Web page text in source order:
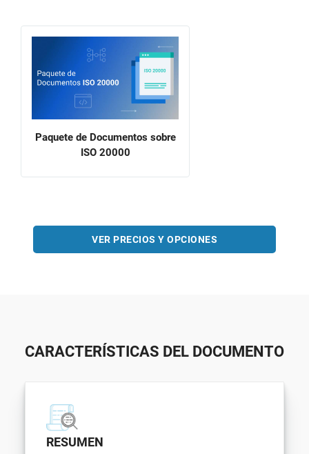
Paquete de Documentos sobre
ISO 20000
VER PRECIOS Y OPCIONES
CARACTERÍSTICAS DEL DOCUMENTO
RESUMEN